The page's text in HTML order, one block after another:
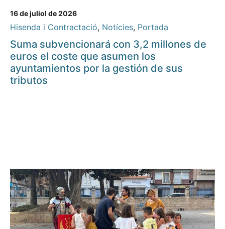
16 de juliol de 2026
Hisenda i Contractació, Notícies, Portada
Suma subvencionará con 3,2 millones de
euros el coste que asumen los
ayuntamientos por la gestión de sus
tributos